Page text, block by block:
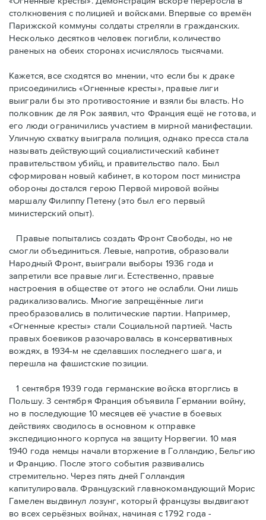
столкновения с полицией и войсками. Впервые со времён
Парижской коммуны солдаты стреляли в гражданских.
Несколько десятков человек погибли, количество
раненых на обеих сторонах исчислялось тысячами.
Кажется, все сходятся во мнении, что если бы к драке
присоединились «Огненные кресты», правые лиги
выиграли бы это противостояние и взяли бы власть. Но
полковник де ля Рок заявил, что Франция ещё не готова, и
его люди ограничились участием в мирной манифестации.
Уличную схватку выиграла полиция, однако пресса стала
называть действующий социалистический кабинет
правительством убийц, и правительство пало. Был
сформирован новый кабинет, в котором пост министра
обороны достался герою Первой мировой войны
маршалу Филиппу Петену (это был его первый
министерский опыт).
Правые пoпытались создать Фронт Свободы, но не
смогли объединиться. Левые, напротив, образовали
Народный Фронт, выиграли выборы 1936 года и
запретили все правые лиги. Естественно, правые
настроения в обществе от этого не ослабли. Они лишь
радикализовались. Многие запрещённые лиги
преобразовались в политические партии. Например,
«Огненные кресты» стали Социальной партией. Часть
правых боевиков разочаровалась в консервативных
вождях, в 1934-м не сделавших последнего шага, и
перешла на фашистские позиции.
1 сентября 1939 года германские войска вторглись в
Польшу. 3 сентября Франция объявила Германии войну,
но в последующие 10 месяцев её участие в боевых
действиях сводилось в основном к отправке
экспедиционного корпуса на защиту Норвегии. 10 мая
1940 года немцы начали вторжение в Голландию, Бельгию
и Францию. После этого события развивались
стремительно. Через пять дней Голландия
капитулировала. Французский главнокомандующий Морис
Гамелен выдвинул лозунг, который французы выдвигают
во всех серьёзных войнах, начиная с 1792 года -